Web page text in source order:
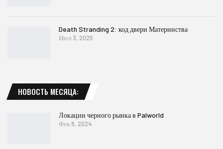
Death Stranding 2: код двери Материнства
Июл 3, 2025
НОВОСТЬ МЕСЯЦА:
Локации черного рынка в Palworld
Фев 8, 2024